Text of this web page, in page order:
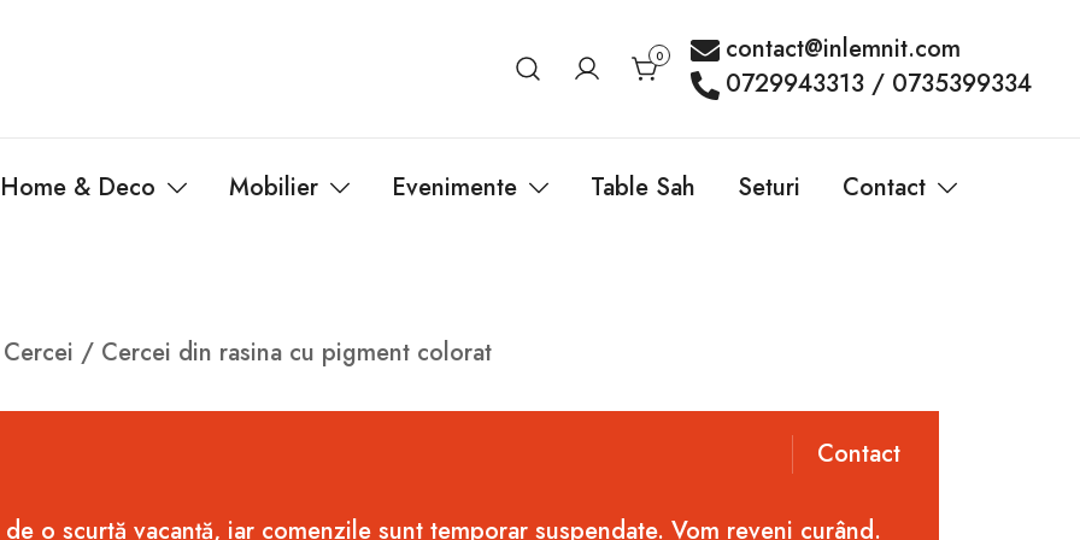
0
contact@inlemnit.com
0729943313 / 0735399334
Home & Deco Mobilier Evenimente Table Sah Seturi Contact
Cercei / Cercei din rasina cu pigment colorat
Contact
o scurtă vacanță, iar comenzile sunt temporar suspendate. Vom reveni curând.